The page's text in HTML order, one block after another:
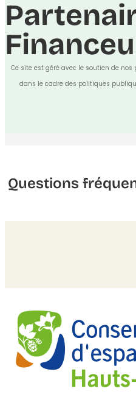
Ce site est géré avec le soutien de
dans le cadre des politiques
Questions